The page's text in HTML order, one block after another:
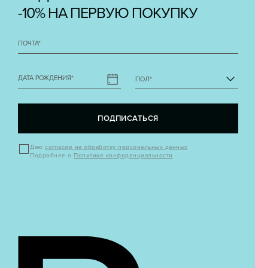
-10% НА ПЕРВУЮ ПОКУПКУ
ПОЧТА*
ДАТА РОЖДЕНИЯ* ПОЛ*
ПОДПИСАТЬСЯ
Даю согласие на обработку персональных данных
Подробнее о Политике конфиденциальности